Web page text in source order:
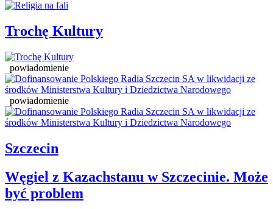
Trochę Kultury
powiadomienie
powiadomienie
Szczecin
Węgiel z Kazachstanu w Szczecinie. Może
być problem